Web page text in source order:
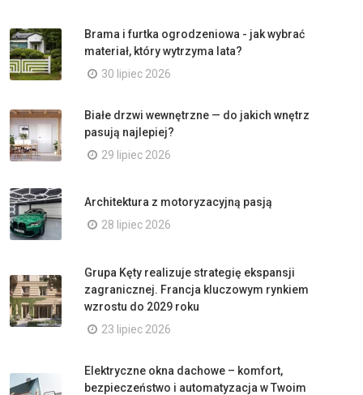
Brama i furtka ogrodzeniowa - jak wybrać
materiał, który wytrzyma lata?
30 lipiec 2026
Białe drzwi wewnętrzne — do jakich wnętrz
pasują najlepiej?
29 lipiec 2026
Architektura z motoryzacyjną pasją
28 lipiec 2026
Grupa Kęty realizuje strategię ekspansji
zagranicznej. Francja kluczowym rynkiem
wzrostu do 2029 roku
23 lipiec 2026
Elektryczne okna dachowe – komfort,
bezpieczeństwo i automatyzacja w Twoim